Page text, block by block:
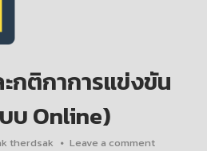
กติกาการแข่งขัน
บ Online)
therdsak Leave a comment